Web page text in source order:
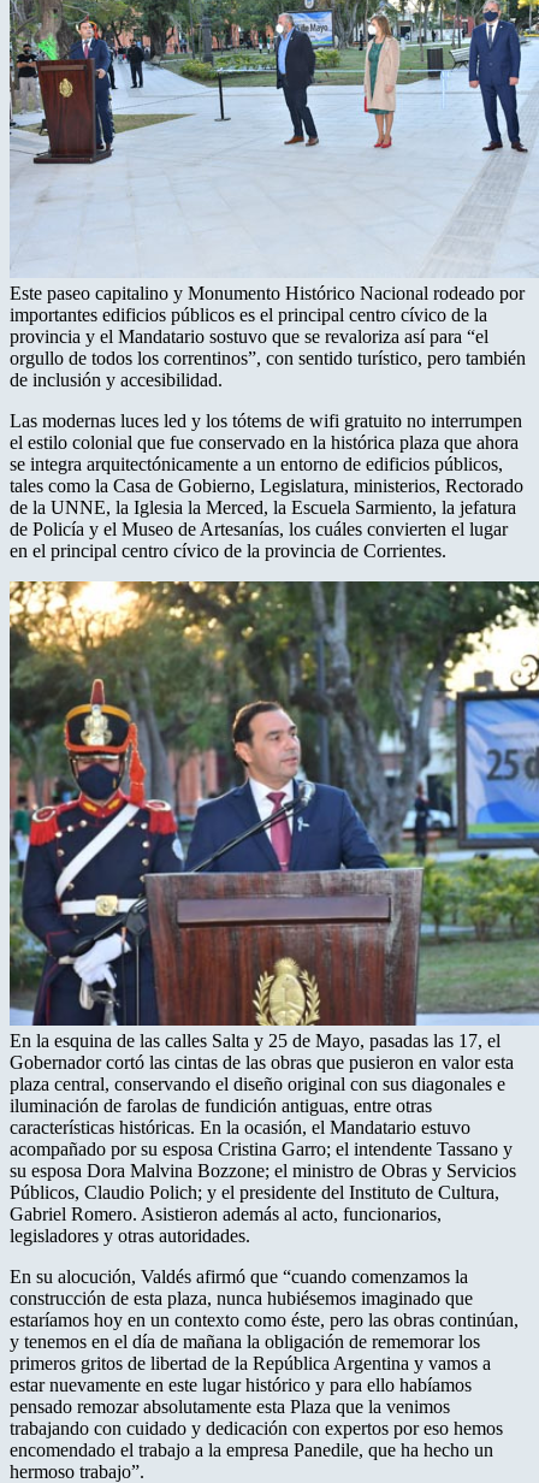
Este paseo capitalino y Monumento Histórico Nacional rodeado por
importantes edificios públicos es el principal centro cívico de la
provincia y el Mandatario sostuvo que se revaloriza así para “el
orgullo de todos los correntinos”, con sentido turístico, pero también
de inclusión y accesibilidad.
Las modernas luces led y los tótems de wifi gratuito no interrumpen
el estilo colonial que fue conservado en la histórica plaza que ahora
se integra arquitectónicamente a un entorno de edificios públicos,
tales como la Casa de Gobierno, Legislatura, ministerios, Rectorado
de la UNNE, la Iglesia la Merced, la Escuela Sarmiento, la jefatura
de Policía y el Museo de Artesanías, los cuáles convierten el lugar
en el principal centro cívico de la provincia de Corrientes.
En la esquina de las calles Salta y 25 de Mayo, pasadas las 17, el
Gobernador cortó las cintas de las obras que pusieron en valor esta
plaza central, conservando el diseño original con sus diagonales e
iluminación de farolas de fundición antiguas, entre otras
características históricas. En la ocasión, el Mandatario estuvo
acompañado por su esposa Cristina Garro; el intendente Tassano y
su esposa Dora Malvina Bozzone; el ministro de Obras y Servicios
Públicos, Claudio Polich; y el presidente del Instituto de Cultura,
Gabriel Romero. Asistieron además al acto, funcionarios,
legisladores y otras autoridades.
En su alocución, Valdés afirmó que “cuando comenzamos la
construcción de esta plaza, nunca hubiésemos imaginado que
estaríamos hoy en un contexto como éste, pero las obras continúan,
y tenemos en el día de mañana la obligación de rememorar los
primeros gritos de libertad de la República Argentina y vamos a
estar nuevamente en este lugar histórico y para ello habíamos
pensado remozar absolutamente esta Plaza que la venimos
trabajando con cuidado y dedicación con expertos por eso hemos
encomendado el trabajo a la empresa Panedile, que ha hecho un
hermoso trabajo”.